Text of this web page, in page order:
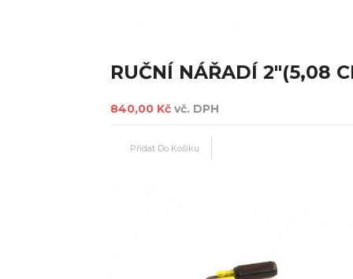
RUČNÍ NÁŘADÍ 2"(5,08
840,00 Kč vč. DPH